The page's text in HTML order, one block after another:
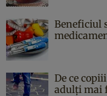
Beneficiul
De ce
adulți mai